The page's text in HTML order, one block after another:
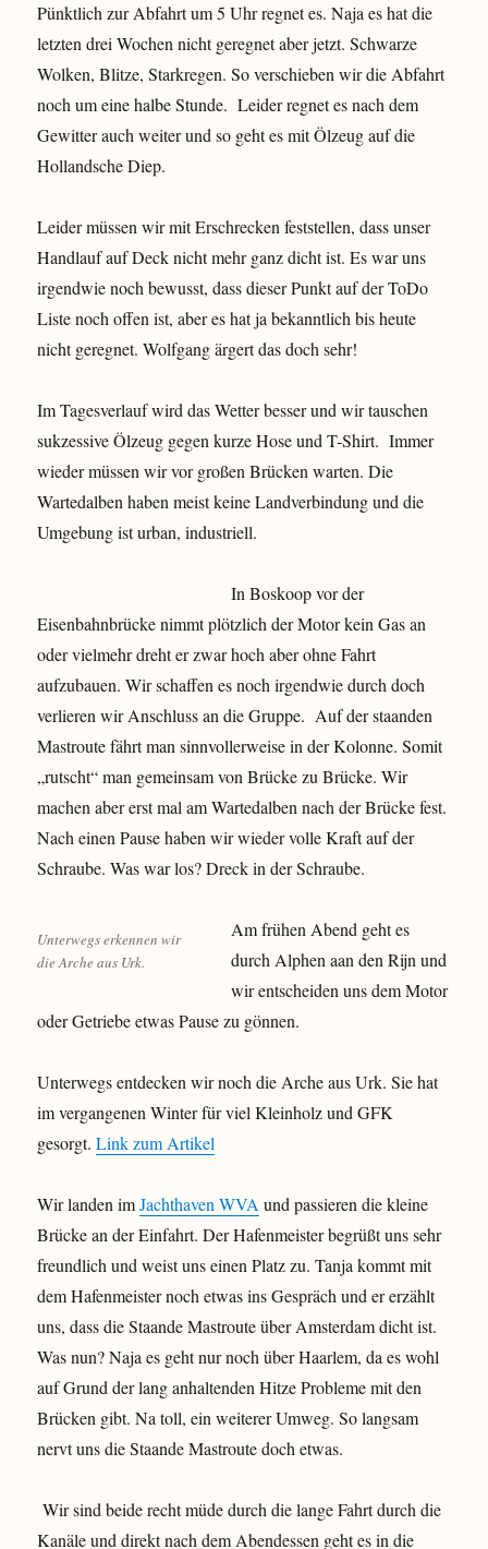
Pünktlich zur Abfahrt um 5 Uhr regnet es. Naja es hat die
letzten drei Wochen nicht geregnet aber jetzt. Schwarze
Wolken, Blitze, Starkregen. So verschieben wir die Abfahrt
noch um eine halbe Stunde. Leider regnet es nach dem
Gewitter auch weiter und so geht es mit Ölzeug auf die
Hollandsche Diep.
Leider müssen wir mit Erschrecken feststellen, dass unser
Handlauf auf Deck nicht mehr ganz dicht ist. Es war uns
irgendwie noch bewusst, dass dieser Punkt auf der ToDo
Liste noch offen ist, aber es hat ja bekanntlich bis heute
nicht geregnet. Wolfgang ärgert das doch sehr!
Im Tagesverlauf wird das Wetter besser und wir tauschen
sukzessive Ölzeug gegen kurze Hose und T-Shirt. Immer
wieder müssen wir vor großen Brücken warten. Die
Wartedalben haben meist keine Landverbindung und die
Umgebung ist urban, industriell.
In Boskoop vor der
Eisenbahnbrücke nimmt plötzlich der Motor kein Gas an
oder vielmehr dreht er zwar hoch aber ohne Fahrt
aufzubauen. Wir schaffen es noch irgendwie durch doch
verlieren wir Anschluss an die Gruppe. Auf der staanden
Mastroute fährt man sinnvollerweise in der Kolonne. Somit
„rutscht“ man gemeinsam von Brücke zu Brücke. Wir
machen aber erst mal am Wartedalben nach der Brücke fest.
Nach einen Pause haben wir wieder volle Kraft auf der
Schraube. Was war los? Dreck in der Schraube.
Unterwegs erkennen wir
die Arche aus Urk.
Am frühen Abend geht es
durch Alphen aan den Rijn und
wir entscheiden uns dem Motor
oder Getriebe etwas Pause zu gönnen.
Unterwegs entdecken wir noch die Arche aus Urk. Sie hat
im vergangenen Winter für viel Kleinholz und GFK
gesorgt.Link zum Artikel
Wir landen imJachthaven WVAund passieren die kleine
Brücke an der Einfahrt. Der Hafenmeister begrüßt uns sehr
freundlich und weist uns einen Platz zu. Tanja kommt mit
dem Hafenmeister noch etwas ins Gespräch und er erzählt
uns, dass die Staande Mastroute über Amsterdam dicht ist.
Was nun? Naja es geht nur noch über Haarlem, da es wohl
auf Grund der lang anhaltenden Hitze Probleme mit den
Brücken gibt. Na toll, ein weiterer Umweg. So langsam
nervt uns die Staande Mastroute doch etwas.
Wir sind beide recht müde durch die lange Fahrt durch die
Kanäle und direkt nach dem Abendessen geht es in die